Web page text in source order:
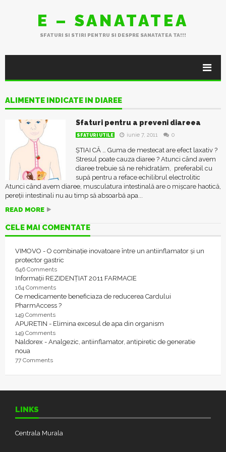
E – SANATATEA
SFATURI SI STIRI PENTRU SI DESPRE SANATATEA TA!!!
ALIMENTE INDICATE IN DIAREE
Sfaturi pentru a preveni diareea
SFATURI UTILE iunie 7, 2011 0
ȘTIAI CĂ … Guma de mestecat are efect laxativ ?
Stresul poate cauza diaree ? Atunci când avem
diaree trebuie să ne rehidratăm, preferabil cu
supă pentru a reface echilibrul electrolitic
Atunci când avem diaree, musculatura intestinală are o mișcare haotică,
pereții intestinali nu au timp să absoarbă apa...
READ MORE
CELE MAI COMENTATE
VIMOVO - O combinație inovatoare între un antiinflamator și un
protector gastric
646 Comments
Informații REZIDENȚIAT 2011 FARMACIE
164 Comments
Ce medicamente beneficiaza de reducerea Cardului
PharmAccess ?
149 Comments
APURETIN - Elimina excesul de apa din organism
149 Comments
Naldorex - Analgezic, antiinflamator, antipiretic de generatie
noua
77 Comments
LINKS
Centrala Murala